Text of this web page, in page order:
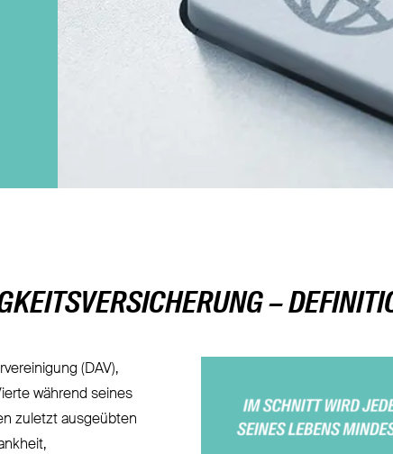
Direktversicherung
Pensionszusage
–
(DAV),
während seines
zuletzt ausgeübten